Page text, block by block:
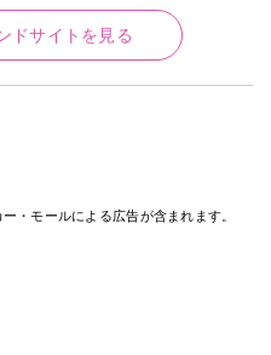
ドサイトを見る
・モールによる広告が含まれます。